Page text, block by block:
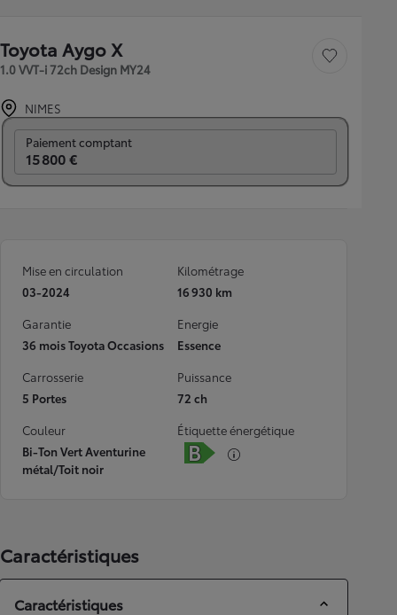
Toyota Aygo X
1.0 VVT-i 72ch Design MY24
Sauvegarder le
NIMES
Paiement comptant
15 800 €
Mise en circulation
03-2024
Kilométrage
16 930 km
Garantie
36 mois Toyota Occasions
Energie
Essence
Carrosserie
5 Portes
Puissance
72 ch
Couleur
Bi-Ton Vert Aventurine
métal/Toit noir
Étiquette énergétique
Caractéristiques
Caractéristiques